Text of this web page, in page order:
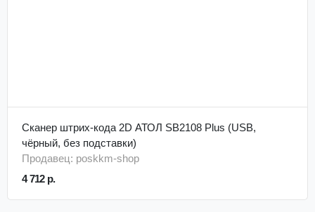
Сканер штрих-кода 2D АТОЛ SB2108 Plus (USB,
чёрный, без подставки)
Продавец: poskkm-shop
4 712 р.